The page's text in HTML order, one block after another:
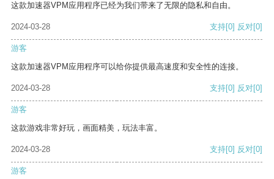
这款加速器VPM应用程序已经为我们带来了无限的隐私和自由。
2024-03-28 支持[0] 反对[0]
游客
这款加速器VPM应用程序可以给你提供最高速度和安全性的连接。
2024-03-28 支持[0] 反对[0]
游客
这款游戏非常好玩，画面精美，玩法丰富。
2024-03-28 支持[0] 反对[0]
游客